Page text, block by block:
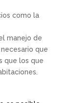
como la
manejo de
que
que los que